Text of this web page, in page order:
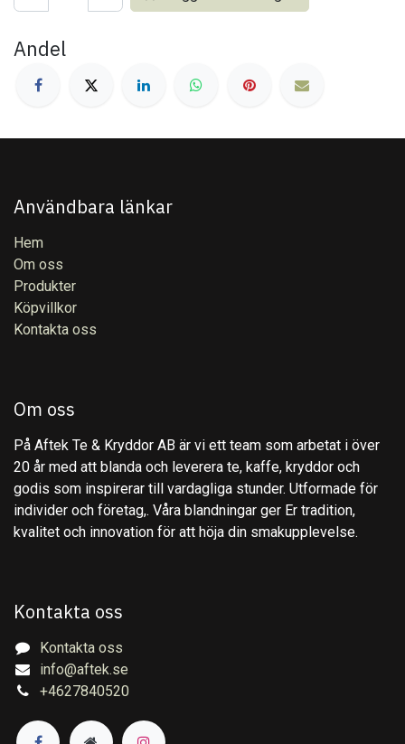
Andel
Användbara länkar
Hem
Om oss
Produkter
Köpvillkor
Kontakta oss
Om oss
På Aftek Te & Kryddor AB är vi ett team som arbetat i över
20 år med att blanda och leverera te, kaffe, kryddor och
godis som inspirerar till vardagliga stunder. Utformade för
individer och företag,. Våra blandningar ger Er tradition,
kvalitet och innovation för att höja din smakupplevelse.
Kontakta oss
Kontakta oss
info@aftek.se
+4627840520